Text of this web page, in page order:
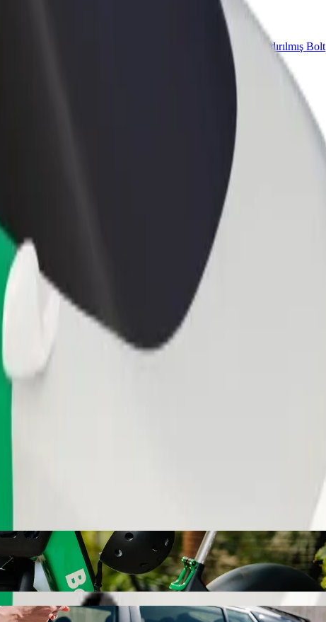
Biznes üçün Bolt
Biznesiniz üçün miqyaslandırılmış Bolt
məhsul və xidmətləri
və sizin üçün ən mükəmməl gedişi tapın.
nöqtəsinə gedin